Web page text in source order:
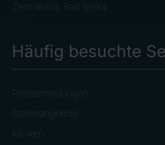
Zentralklinik Bad Berka
Häufig besuchte
Pressemeldungen
Stellenangebote
Kliniken